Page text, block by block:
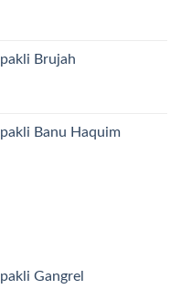
Brujah
Banu Haquim
Gangrel